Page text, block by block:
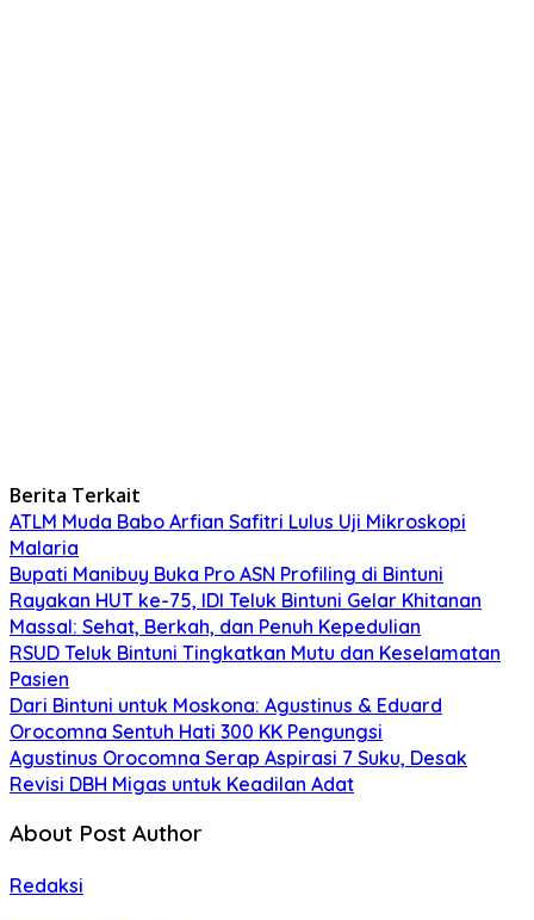
Berita Terkait
ATLM Muda Babo Arfian Safitri Lulus Uji Mikroskopi
Malaria
Bupati Manibuy Buka Pro ASN Profiling di Bintuni
Rayakan HUT ke-75, IDI Teluk Bintuni Gelar Khitanan
Massal: Sehat, Berkah, dan Penuh Kepedulian
RSUD Teluk Bintuni Tingkatkan Mutu dan Keselamatan
Pasien
Dari Bintuni untuk Moskona: Agustinus & Eduard
Orocomna Sentuh Hati 300 KK Pengungsi
Agustinus Orocomna Serap Aspirasi 7 Suku, Desak
Revisi DBH Migas untuk Keadilan Adat
About Post Author
Redaksi